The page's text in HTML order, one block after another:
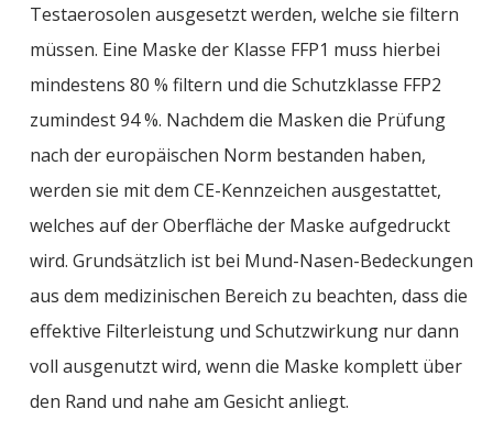
Testaerosolen ausgesetzt werden, welche sie filtern
müssen. Eine Maske der Klasse FFP1 muss hierbei
mindestens 80 % filtern und die Schutzklasse FFP2
zumindest 94 %. Nachdem die Masken die Prüfung
nach der europäischen Norm bestanden haben,
werden sie mit dem CE-Kennzeichen ausgestattet,
welches auf der Oberfläche der Maske aufgedruckt
wird. Grundsätzlich ist bei Mund-Nasen-Bedeckungen
aus dem medizinischen Bereich zu beachten, dass die
effektive Filterleistung und Schutzwirkung nur dann
voll ausgenutztwird, wenn die Maske komplett über
den Rand und nahe am Gesicht anliegt.